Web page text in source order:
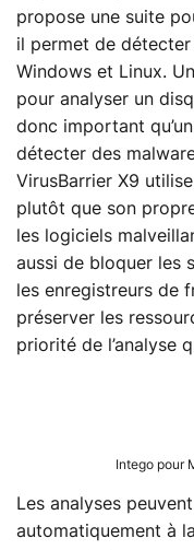
propose une suite
il permet de détecter
Windows et Linux.
pour analyser un
donc important
détecter des
VirusBarrier X9
plutôt que son
les logiciels
aussi de bloquer les
les enregistreurs de
préserver les
priorité de l’analyse
Intego pour
Les analyses
automatiquement à